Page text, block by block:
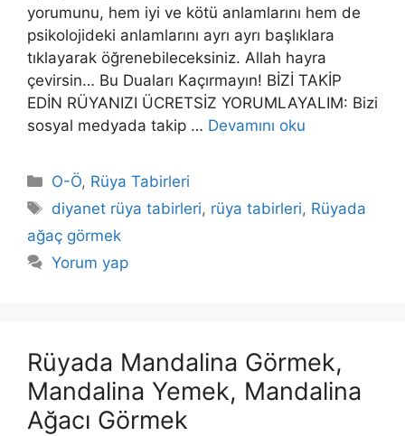
yorumunu, hem iyi ve kötü anlamlarını hem de
psikolojideki anlamlarını ayrı ayrı başlıklara
tıklayarak öğrenebileceksiniz. Allah hayra
çevirsin… Bu Duaları Kaçırmayın! BİZİ TAKİP
EDİN RÜYANIZI ÜCRETSİZ YORUMLAYALIM: Bizi
sosyal medyada takip … Devamını oku
Kategoriler
O-Ö, Rüya Tabirleri
Etiketler
diyanet rüya tabirleri, rüya tabirleri, Rüyada
ağaç görmek
Yorum yap
Rüyada Mandalina Görmek,
Mandalina Yemek, Mandalina
Ağacı Görmek